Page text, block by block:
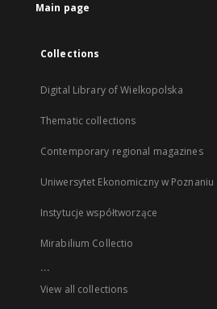
Main page
Collections
Digital Library of Wielkopolska
Thematic collections
Contemporary regional magazines
Uniwersytet Ekonomiczny w Poznaniu
Instytucje współtworzące
Mirabilium Collectio
...
View all collections